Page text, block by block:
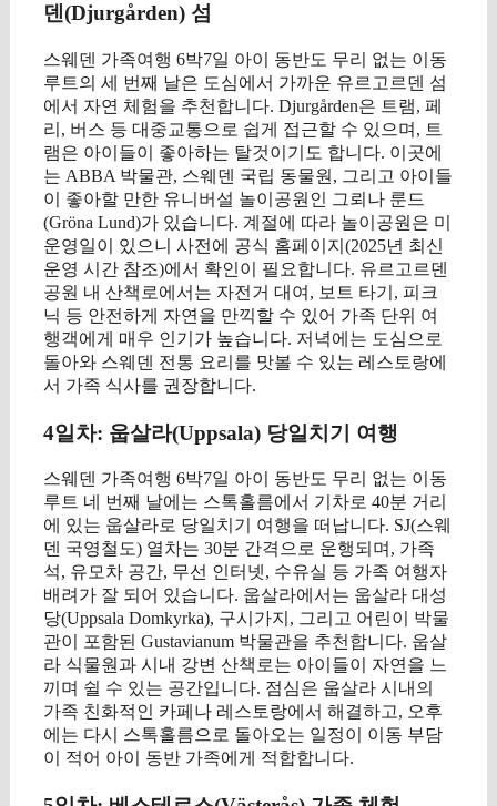
덴(Djurgården) 섬
스웨덴 가족여행 6박7일 아이 동반도 무리 없는 이동
루트의 세 번째 날은 도심에서 가까운 유르고르덴 섬
에서 자연 체험을 추천합니다. Djurgården은 트램, 페
리, 버스 등 대중교통으로 쉽게 접근할 수 있으며, 트
램은 아이들이 좋아하는 탈것이기도 합니다. 이곳에
는 ABBA 박물관, 스웨덴 국립 동물원, 그리고 아이들
이 좋아할 만한 유니버설 놀이공원인 그뢰나 룬드
(Gröna Lund)가 있습니다. 계절에 따라 놀이공원은 미
운영일이 있으니 사전에 공식 홈페이지(2025년 최신
운영 시간 참조)에서 확인이 필요합니다. 유르고르덴
공원 내 산책로에서는 자전거 대여, 보트 타기, 피크
닉 등 안전하게 자연을 만끽할 수 있어 가족 단위 여
행객에게 매우 인기가 높습니다. 저녁에는 도심으로
돌아와 스웨덴 전통 요리를 맛볼 수 있는 레스토랑에
서 가족 식사를 권장합니다.
4일차: 웁살라(Uppsala) 당일치기 여행
스웨덴 가족여행 6박7일 아이 동반도 무리 없는 이동
루트 네 번째 날에는 스톡홀름에서 기차로 40분 거리
에 있는 웁살라로 당일치기 여행을 떠납니다. SJ(스웨
덴 국영철도) 열차는 30분 간격으로 운행되며, 가족
석, 유모차 공간, 무선 인터넷, 수유실 등 가족 여행자
배려가 잘 되어 있습니다. 웁살라에서는 웁살라 대성
당(Uppsala Domkyrka), 구시가지, 그리고 어린이 박물
관이 포함된 Gustavianum 박물관을 추천합니다. 웁살
라 식물원과 시내 강변 산책로는 아이들이 자연을 느
끼며 쉴 수 있는 공간입니다. 점심은 웁살라 시내의
가족 친화적인 카페나 레스토랑에서 해결하고, 오후
에는 다시 스톡홀름으로 돌아오는 일정이 이동 부담
이 적어 아이 동반 가족에게 적합합니다.